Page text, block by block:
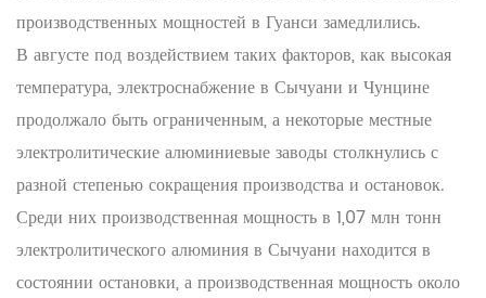
производственных мощностей в Гуанси замедлились.
В августе под воздействием таких факторов, как высокая
температура, электроснабжение в Сычуани и Чунцине
продолжало быть ограниченным, а некоторые местные
электролитические алюминиевые заводы столкнулись с
разной степенью сокращения производства и остановок.
Среди них производственная мощность в 1,07 млн тонн
электролитического алюминия в Сычуани находится в
состоянии остановки, а производственная мощность около